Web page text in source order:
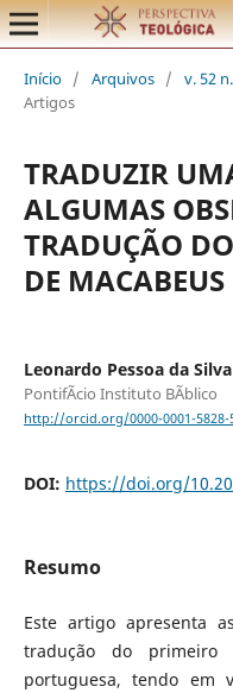
Início / Arquivos / v. 52
Artigos
TRADUZIR
ALGUMAS
TRADUÇÃO
DE MACABEUS
Leonardo Pessoa da
PontifÃ­cio Instituto BÃ­blico
http://orcid.org/0000-0001-5828-
DOI: https://doi.org/
Resumo
Este artigo apresenta
tradução do
portuguesa, tendo em